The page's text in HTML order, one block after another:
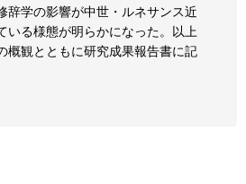
辞学の影響が中世・ルネサンス近
いる様態が明らかになった。以上
概観とともに研究成果報告書に記